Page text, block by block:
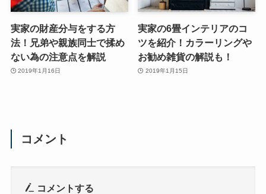
実家の財産分与をする方
法！兄弟や親族同士で揉め
ない為の注意点を解説
2019年1月16日
実家の6畳インテリアのコ
ツを紹介！カラーリングや
お勧め雑貨の解説も！
2019年1月15日
コメント
コメントする